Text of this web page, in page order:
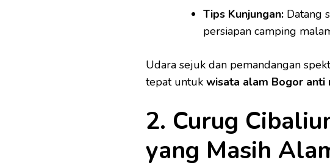
Tips Kunjungan: Datang
persiapan camping
Udara sejuk dan pemandangan
tepat untuk wisata alam Bogor anti
2. Curug
yang Masih